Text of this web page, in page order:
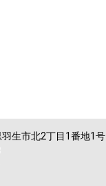
生市北2丁目1番地1号